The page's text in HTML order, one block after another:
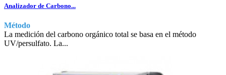
Analizador de Carbono...
Método
La medición del carbono orgánico total se basa en el método
UV/persulfato. La...